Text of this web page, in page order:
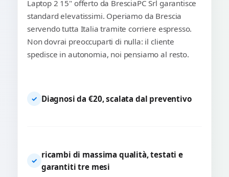
Laptop 2 15" offerto da BresciaPC Srl garantisce
standard elevatissimi. Operiamo da Brescia
servendo tutta Italia tramite corriere espresso.
Non dovrai preoccuparti di nulla: il cliente
spedisce in autonomia, noi pensiamo al resto.
✓ Diagnosi da €20, scalata dal preventivo
✓
ricambi di massima qualità, testati e
garantiti tre mesi